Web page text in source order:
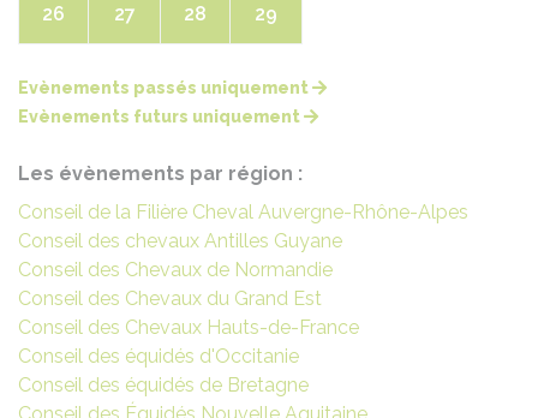
26 27 28 29
Evènements passés uniquement
Evènements futurs uniquement
Les évènements par région :
Conseil de la Filière Cheval Auvergne-Rhône-Alpes
Conseil des chevaux Antilles Guyane
Conseil des Chevaux de Normandie
Conseil des Chevaux du Grand Est
Conseil des Chevaux Hauts-de-France
Conseil des équidés d'Occitanie
Conseil des équidés de Bretagne